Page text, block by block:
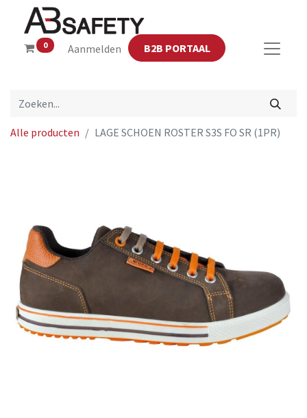
0 Aanmelden B2B PORTAAL
Alle producten LAGE SCHOEN ROSTER S3S FO SR (1PR)